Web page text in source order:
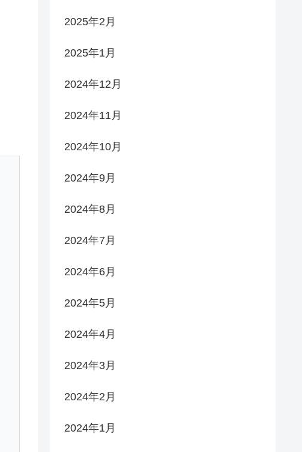
2025年2月
2025年1月
2024年12月
2024年11月
2024年10月
2024年9月
2024年8月
2024年7月
2024年6月
2024年5月
2024年4月
2024年3月
2024年2月
2024年1月